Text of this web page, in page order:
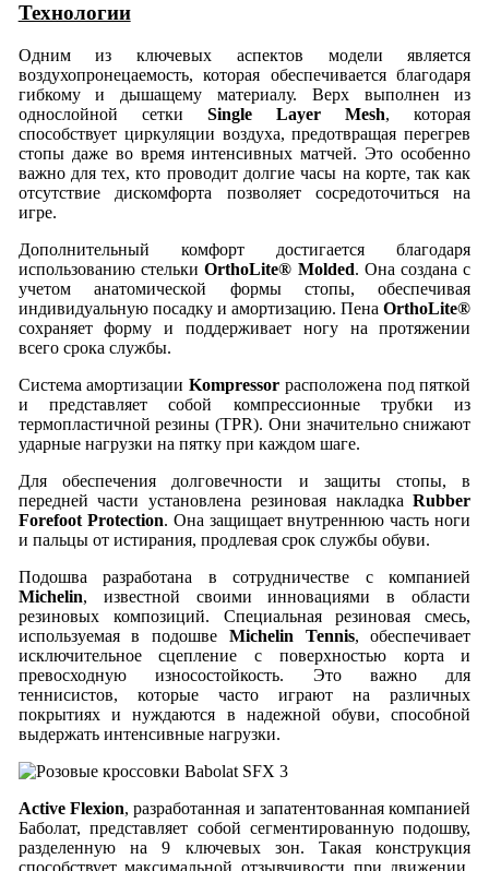
Технологии
Одним из ключевых аспектов модели является
воздухопронецаемость, которая обеспечивается благодаря
гибкому и дышащему материалу. Верх выполнен из
однослойной сетки Single Layer Mesh, которая
способствует циркуляции воздуха, предотвращая перегрев
стопы даже во время интенсивных матчей. Это особенно
важно для тех, кто проводит долгие часы на корте, так как
отсутствие дискомфорта позволяет сосредоточиться на
игре.
Дополнительный комфорт достигается благодаря
использованию стелькиOrthoLite® Molded. Она создана с
учетом анатомической формы стопы, обеспечивая
индивидуальную посадку и амортизацию. ПенаOrthoLite®
сохраняет форму и поддерживает ногу на протяжении
всего срока службы.
Система амортизацииKompressor расположена под пяткой
и представляет собой компрессионные трубки из
термопластичной резины (TPR). Они значительно снижают
ударные нагрузки на пятку при каждом шаге.
Для обеспечения долговечности и защиты стопы, в
передней части установлена резиновая накладкаRubber
Forefoot Protection. Она защищает внутреннюю часть ноги
и пальцы от истирания, продлевая срок службы обуви.
Подошва разработана в сотрудничестве с компанией
Michelin, известной своими инновациями в области
резиновых композиций. Специальная резиновая смесь,
используемая в подошве Michelin Tennis, обеспечивает
исключительное сцепление с поверхностью корта и
превосходную износостойкость. Это важно для
теннисистов, которые часто играют на различных
покрытиях и нуждаются в надежной обуви, способной
выдержать интенсивные нагрузки.
Active Flexion, разработанная и запатентованная компанией
Баболат, представляет собой сегментированную подошву,
разделенную на 9 ключевых зон. Такая конструкция
способствует максимальной отзывчивости при движении,